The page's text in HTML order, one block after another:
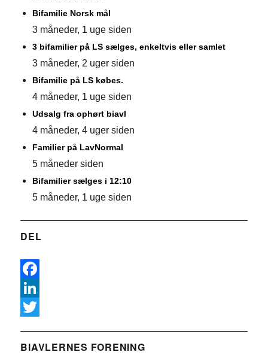
Bifamilie Norsk mål
3 måneder, 1 uge siden
3 bifamilier på LS sælges, enkeltvis eller samlet
3 måneder, 2 uger siden
Bifamilie på LS købes.
4 måneder, 1 uge siden
Udsalg fra ophørt biavl
4 måneder, 4 uger siden
Familier på LavNormal
5 måneder siden
Bifamilier sælges i 12:10
5 måneder, 1 uge siden
DEL
F
a
e
L
n
w
BIAVLERNES FORENING